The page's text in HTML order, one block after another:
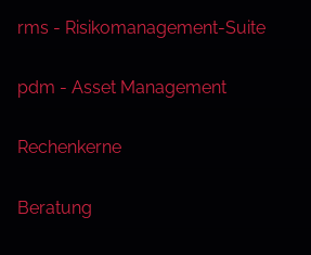
rms - Risikomanagement-Suite
pdm - Asset Management
Rechenkerne
Beratung